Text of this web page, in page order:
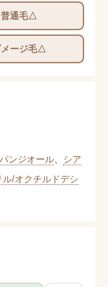
普通毛△
メージ毛△
ンジオール、 シア
/オクチルドデシ